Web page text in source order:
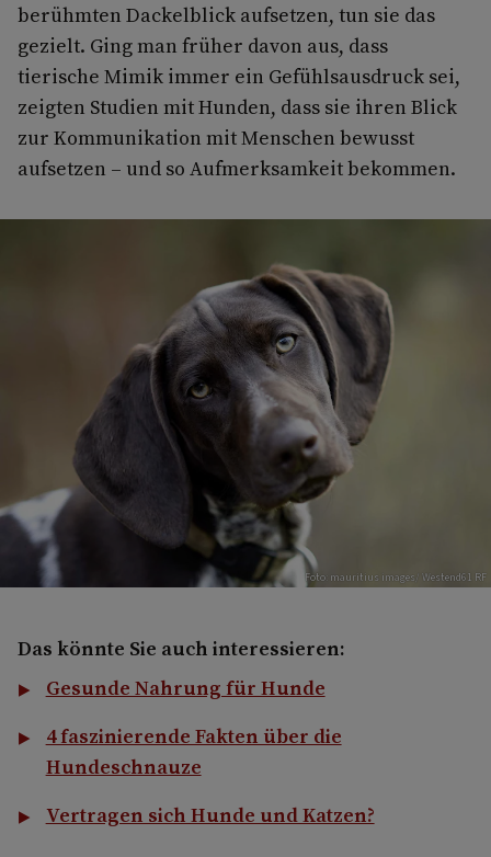
berühmten Dackelblick aufsetzen, tun sie das
gezielt. Ging man früher davon aus, dass
tierische Mimik immer ein Gefühlsausdruck sei,
zeigten Studien mit Hunden, dass sie ihren Blick
zur Kommunikation mit Menschen bewusst
aufsetzen – und so Aufmerksamkeit bekommen.
Foto: mauritius images/ Westend61 RF
Das könnte Sie auch interessieren:
Gesunde Nahrung für Hunde
4 faszinierende Fakten über die
Hundeschnauze
Vertragen sich Hunde und Katzen?